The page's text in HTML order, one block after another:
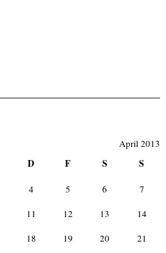
April 2013
D F S S
4 5 6 7
11 12 13 14
18 19 20 21